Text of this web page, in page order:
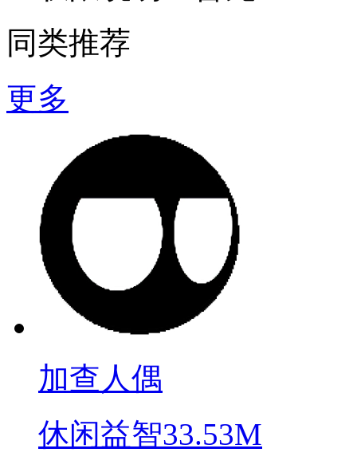
同类推荐
更多
加查人偶
休闲益智33.53M